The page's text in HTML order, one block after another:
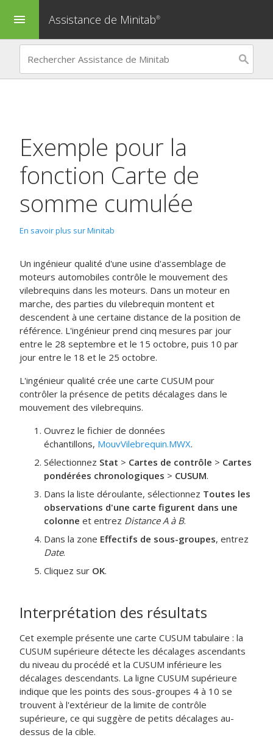
menu Assistance de Minitab®
Exemple pour la
fonction Carte de
somme cumulée
En savoir plus sur Minitab
Un ingénieur qualité d'une usine d'assemblage de
moteurs automobiles contrôle le mouvement des
vilebrequins dans les moteurs. Dans un moteur en
marche, des parties du vilebrequin montent et
descendent à une certaine distance de la position de
référence. L'ingénieur prend cinq mesures par jour
entre le 28 septembre et le 15 octobre, puis 10 par
jour entre le 18 et le 25 octobre.
L'ingénieur qualité crée une carte CUSUM pour
contrôler la présence de petits décalages dans le
mouvement des vilebrequins.
Ouvrez le fichier de données
échantillons, MouvVilebrequin.MWX.
Sélectionnez Stat > Cartes de contrôle > Cartes
pondérées chronologiques > CUSUM.
Dans la liste déroulante, sélectionnez Toutes les
observations d'une carte figurent dans une
colonne et entrez Distance A à B.
Dans la zone Effectifs de sous-groupes, entrez
Date.
Cliquez sur OK.
Interprétation des résultats
Cet exemple présente une carte CUSUM tabulaire : la
CUSUM supérieure détecte les décalages ascendants
du niveau du procédé et la CUSUM inférieure les
décalages descendants. La ligne CUSUM supérieure
indique que les points des sous-groupes 4 à 10 se
trouvent à l'extérieur de la limite de contrôle
supérieure, ce qui suggère de petits décalages au-
dessus de la cible.